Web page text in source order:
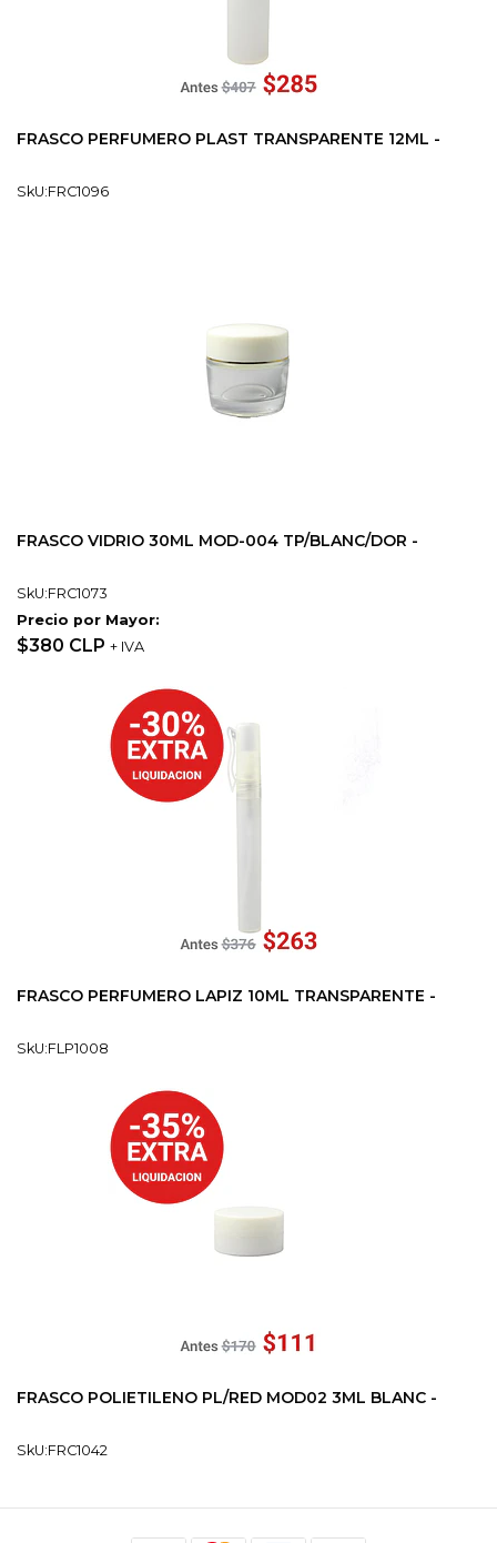
FRASCO PERFUMERO PLAST TRANSPARENTE 12ML -
SkU:FRC1096
FRASCO VIDRIO 30ML MOD-004 TP/BLANC/DOR -
SkU:FRC1073
Precio por Mayor:
$380 CLP + IVA
FRASCO PERFUMERO LAPIZ 10ML TRANSPARENTE -
SkU:FLP1008
FRASCO POLIETILENO PL/RED MOD02 3ML BLANC -
SkU:FRC1042